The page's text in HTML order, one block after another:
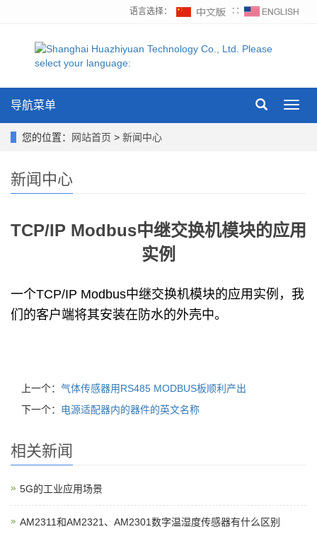
语言选择： ∷
导航菜单
您的位置： 网站首页 > 新闻中心
新闻中心
TCP/IP Modbus中继交换机模块的应用
实例
一个TCP/IP Modbus中继交换机模块的应用实例，我
们的客户端将其安装在防水的外壳中。
上一个： 气体传感器用RS485 MODBUS板顺利产出
下一个： 电源适配器内的器件的英文名称
相关新闻
5G的工业应用场景
AM2311和AM2321、AM2301数字温湿度传感器有什么区别